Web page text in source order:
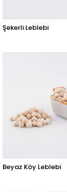
Şekerli Leblebi
Beyaz Köy Leblebi